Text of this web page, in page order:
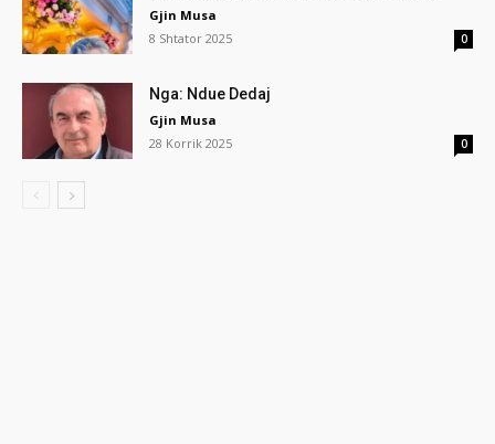
Gjin Musa
8 Shtator 2025
0
Nga: Ndue Dedaj
Gjin Musa
28 Korrik 2025
0